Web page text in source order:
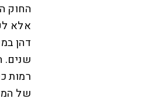
​החוק
אלא
דהן
שנים.
רמות
של